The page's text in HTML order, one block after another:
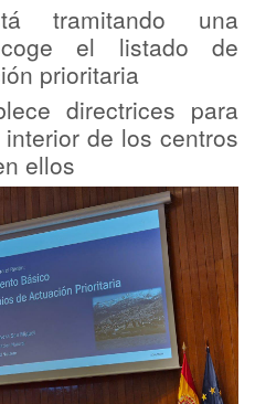
tramitando una
el listado de
prioritaria
directrices para
de los centros
ellos